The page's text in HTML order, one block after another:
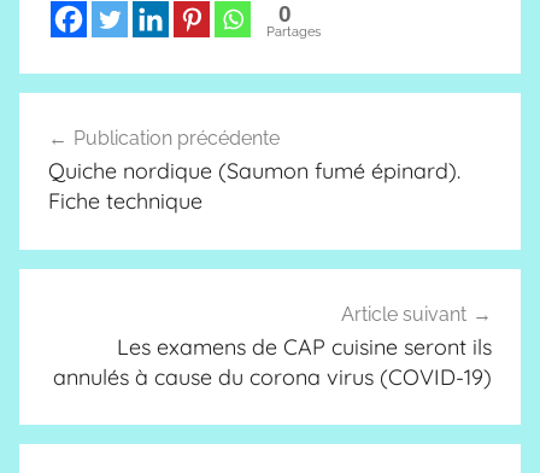
0
Partages
de
l’article
Publication précédente
Quiche nordique (Saumon fumé épinard).
Fiche technique
Article suivant
Les examens de CAP cuisine seront ils
annulés à cause du corona virus (COVID-19)